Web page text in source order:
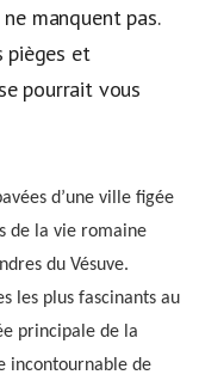
manquent pas.
pièges et
pourrait vous
d’une ville figée
de la vie romaine
du Vésuve.
les plus fascinants au
principale de la
incontournable de